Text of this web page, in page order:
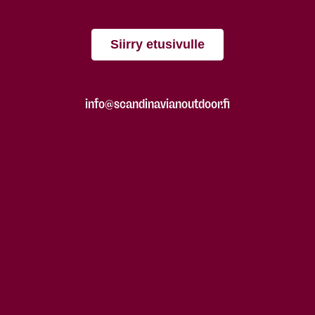
Siirry etusivulle
info@scandinavianoutdoor.fi